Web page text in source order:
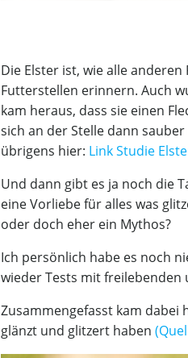
Die Elster ist, wie alle
Futterstellen erinnern. Auch
kam heraus, dass sie einen
sich an der Stelle dann
übrigens hier: Link Studie
Und dann gibt es ja noch die
eine Vorliebe für alles was
oder doch eher ein Mythos?
Ich persönlich habe es noch
wieder Tests mit freilebenden
Zusammengefasst kam dabei
glänzt und glitzert haben